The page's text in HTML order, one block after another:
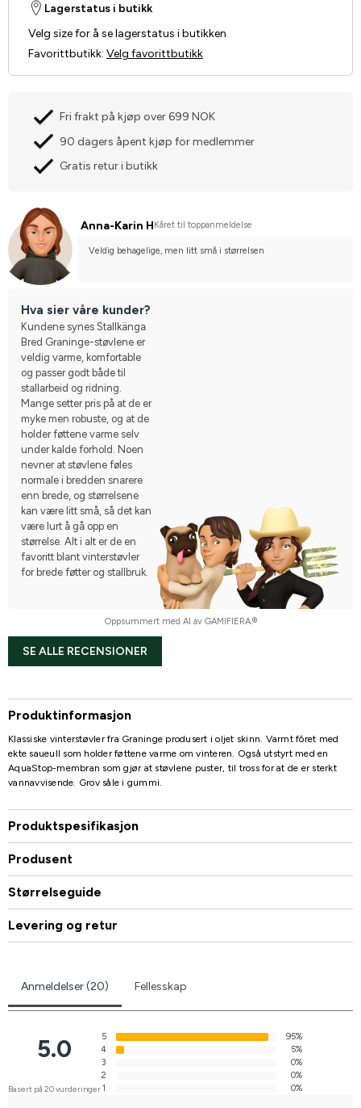
Lagerstatus i butikk
Velg size for å se lagerstatus i butikken
Favorittbutikk: Velg favorittbutikk
Fri frakt på kjøp over 699 NOK
90 dagers åpent kjøp for medlemmer
Gratis retur i butikk
Anna-Karin H Kåret til toppanmeldelse
Veldig behagelige, men litt små i størrelsen
Hva sier våre kunder?
Kundene synes Stallkänga
Bred Graninge-støvlene er
veldig varme, komfortable
og passer godt både til
stallarbeid og ridning.
Mange setter pris på at de er
myke men robuste, og at de
holder føttene varme selv
under kalde forhold. Noen
nevner at støvlene føles
normale i bredden snarere
enn brede, og størrelsene
kan være litt små, så det kan
være lurt å gå opp en
størrelse. Alt i alt er de en
favoritt blant vinterstøvler
for brede føtter og stallbruk.
Oppsummert med AI av GAMIFIERA.®
SE ALLE RECENSIONER
Produktinformasjon
Klassiske vinterstøvler fra Graninge produsert i oljet skinn. Varmt fôret med
ekte saueull som holder føttene varme om vinteren. Også utstyrt med en
AquaStop-membran som gjør at støvlene puster, til tross for at de er sterkt
vannavvisende. Grov såle i gummi.
Produktspesifikasjon
Produsent
Størrelseguide
Levering og retur
Anmeldelser (20) Fellesskap
5.0
Basert på 20 vurderinger
5
95%
4
5%
3
0%
2
0%
1
0%